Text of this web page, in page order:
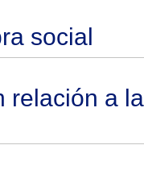
social
relación a